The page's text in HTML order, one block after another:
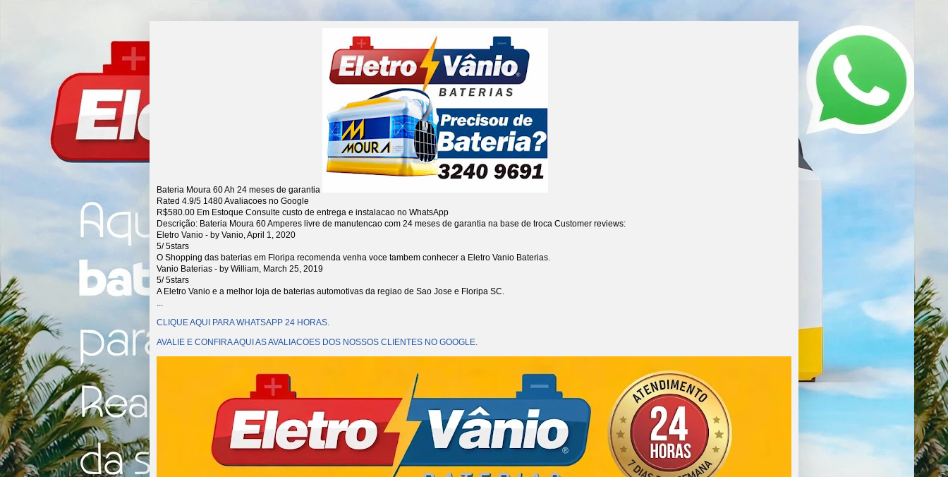
Bateria Moura 60 Ah 24 meses de garantia
Rated 4.9/5 1480Avaliacoes no Google
R$580.00 Em Estoque Consulte custo de entrega e instalacao no WhatsApp
Descrição: Bateria Moura 60 Amperes livre de manutencao com 24 meses de garantia na base de troca Customer reviews:
Eletro Vanio - by Vanio,April 1, 2020
5/5stars
O Shopping das baterias em Floripa recomenda venha voce tambem conhecer a Eletro Vanio Baterias.
Vanio Baterias - by William, March 25, 2019
5/5stars
A Eletro Vanio e a melhor loja de baterias automotivas da regiao de Sao Jose e Floripa SC.
...
CLIQUE AQUI PARA WHATSAPP 24 HORAS.
AVALIE E CONFIRA AQUI AS AVALIACOES DOS NOSSOS CLIENTES NO GOOGLE.